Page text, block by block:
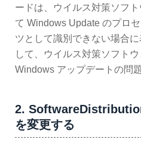
ードは、ウイルス対策ソフ
て Windows Update のプロ
ツとして識別できない場合
して、ウイルス対策ソフトウ
Windows アップデートの問
2.
を変更する